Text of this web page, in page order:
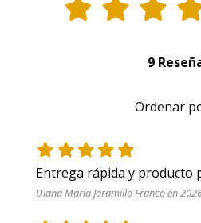
9
Ordenar
Entrega rápida y producto
Diana María Jaramillo Franco en